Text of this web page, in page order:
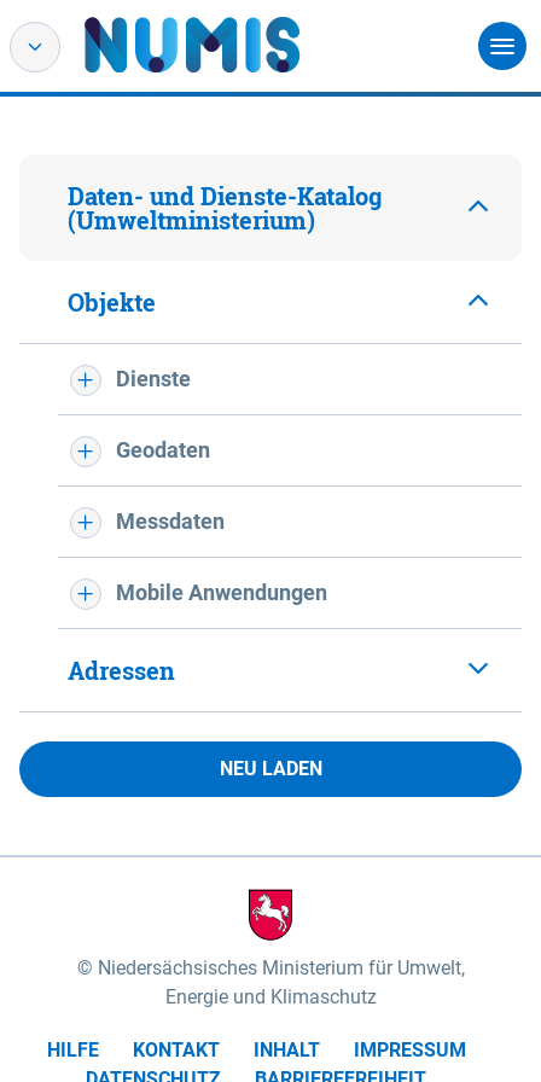
Daten- und Dienste-Katalog
(Umweltministerium)
Objekte
Dienste
Geodaten
Messdaten
Mobile Anwendungen
Adressen
NEU LADEN
Niedersächsisches Ministerium für Umwelt,
Energie und Klimaschutz
HILFE KONTAKT INHALT
IMPRESSUM